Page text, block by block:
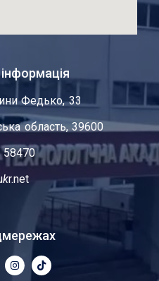
Федько, 33
область, 39600
58470
kr.net